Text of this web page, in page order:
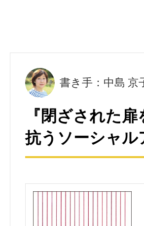
書き手：中島 京
『閉ざされた
抗うソーシャル